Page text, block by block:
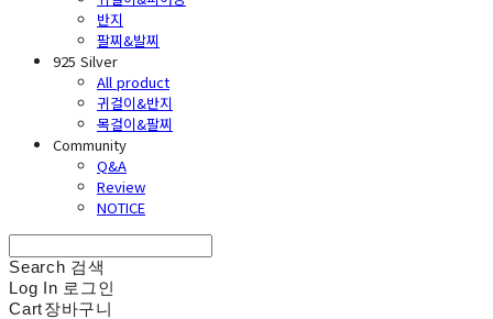
반지
팔찌&발찌
925 Silver
All product
귀걸이&반지
목걸이&팔찌
Community
Q&A
Review
NOTICE
Search 검색
Log In 로그인
Cart장바구니